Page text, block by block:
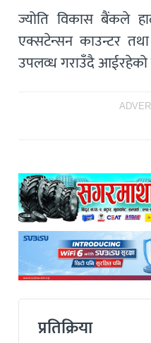
ज्योति विकास बैंकले
एक्सटेन्सन काउन्टर
उपलव्ध गराउँदै आईरहेको
प्रतिक्रिया